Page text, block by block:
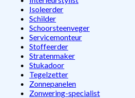
Isoleerder
Schilder
Schoorsteenveger
Servicemonteur
Stoffeerder
Stratenmaker
Stukadoor
Tegelzetter
Zonnepanelen
Zonwering-specialist